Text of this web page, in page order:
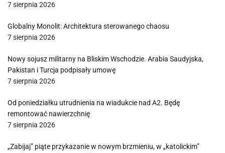
7 sierpnia 2026
Globalny Monolit: Architektura sterowanego chaosu
7 sierpnia 2026
Nowy sojusz militarny na Bliskim Wschodzie. Arabia Saudyjska,
Pakistan i Turcja podpisały umowę
7 sierpnia 2026
Od poniedziałku utrudnienia na wiadukcie nad A2. Będę
remontować nawierzchnię
7 sierpnia 2026
„Zabijaj” piąte przykazanie w nowym brzmieniu, w „katolickim”